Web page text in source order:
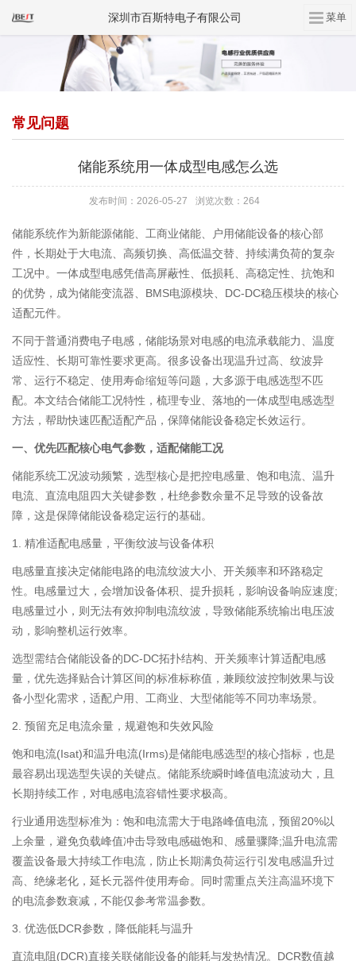
常见问题
储能系统用一体成型电感怎么选
发布时间：2026-05-27 浏览次数：264
储能系统作为新能源储能、工商业储能、户用储能设备的核心部
件，长期处于大电流、高频切换、高低温交替、持续满负荷的复杂
工况中。一体成型电感凭借高屏蔽性、低损耗、高稳定性、抗饱和
的优势，成为储能变流器、BMS电源模块、DC-DC稳压模块的核心
适配元件。
不同于普通消费电子电感，储能场景对电感的电流承载能力、温度
适应性、长期可靠性要求更高。很多设备出现温升过高、纹波异
常、运行不稳定、使用寿命缩短等问题，大多源于电感选型不匹
配。本文结合储能工况特性，梳理专业、落地的一体成型电感选型
方法，帮助快速匹配适配产品，保障储能设备稳定长效运行。
一、优先匹配核心电气参数，适配储能工况
储能系统工况波动频繁，选型核心是把控电感量、饱和电流、温升
电流、直流电阻四大关键参数，杜绝参数余量不足导致的设备故
障，这是保障储能设备稳定运行的基础。
1. 精准适配电感量，平衡纹波与设备体积
电感量直接决定储能电路的电流纹波大小、开关频率和环路稳定
性。电感量过大，会增加设备体积、提升损耗，影响设备响应速度;
电感量过小，则无法有效抑制电流纹波，导致储能系统输出电压波
动，影响整机运行效率。
选型需结合储能设备的DC-DC拓扑结构、开关频率计算适配电感
量，优先选择贴合计算区间的标准标称值，兼顾纹波控制效果与设
备小型化需求，适配户用、工商业、大型储能等不同功率场景。
2. 预留充足电流余量，规避饱和失效风险
饱和电流(Isat)和温升电流(Irms)是储能电感选型的核心指标，也是
最容易出现选型失误的关键点。储能系统瞬时峰值电流波动大，且
长期持续工作，对电感电流容错性要求极高。
行业通用选型标准为：饱和电流需大于电路峰值电流，预留20%以
上余量，避免负载峰值冲击导致电感磁饱和、感量骤降;温升电流需
覆盖设备最大持续工作电流，防止长期满负荷运行引发电感温升过
高、绝缘老化，延长元器件使用寿命。同时需重点关注高温环境下
的电流参数衰减，不能仅参考常温参数。
3. 优选低DCR参数，降低能耗与温升
直流电阻(DCR)直接关联储能设备的能耗与发热情况。DCR数值越
深圳市百斯特电子有限公司